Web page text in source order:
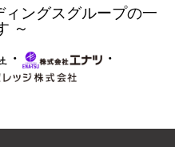
ィングスグループの一
～
・
・